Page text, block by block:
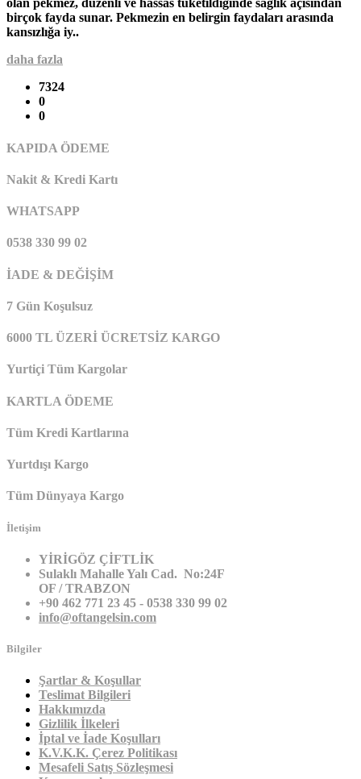
olan pekmez, düzenli ve hassas tüketildiğinde sağlık açısından
birçok fayda sunar. Pekmezin en belirgin faydaları arasında
kansızlığa iy..
daha fazla
7324
0
0
KAPIDA ÖDEME
Nakit & Kredi Kartı
WHATSAPP
0538 330 99 02
İADE & DEĞİŞİM
7 Gün Koşulsuz
6000 TL ÜZERİ ÜCRETSİZ KARGO
Yurtiçi Tüm Kargolar
KARTLA ÖDEME
Tüm Kredi Kartlarına
Yurtdışı Kargo
Tüm Dünyaya Kargo
İletişim
YİRİGÖZ ÇİFTLİK
Sulaklı Mahalle Yalı Cad. No:24F
OF / TRABZON
+90 462 771 23 45 - 0538 330 99 02
info@oftangelsin.com
Bilgiler
Şartlar & Koşullar
Teslimat Bilgileri
Hakkımızda
Gizlilik İlkeleri
İptal ve İade Koşulları
K.V.K.K. Çerez Politikası
Mesafeli Satış Sözleşmesi